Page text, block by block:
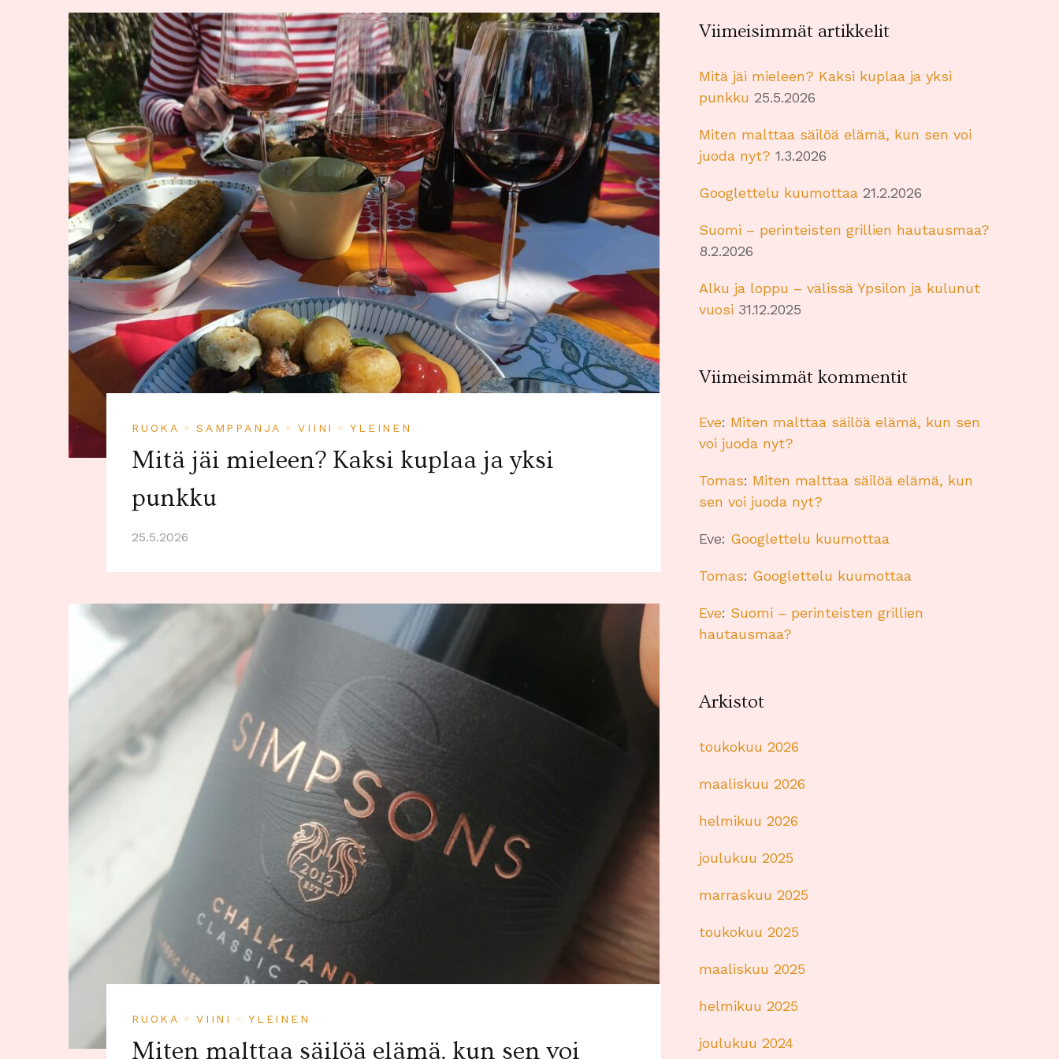
RUOKA SAMPPANJA VIINI YLEINEN
Mitä jäi mieleen? Kaksi kuplaa ja yksi
punkku
25.5.2026
RUOKA VIINI YLEINEN
Miten malttaa säilöä elämä, kun sen voi
Viimeisimmät artikkelit
Mitä jäi mieleen? Kaksi kuplaa ja yksi
punkku 25.5.2026
Miten malttaa säilöä elämä, kun sen voi
juoda nyt? 1.3.2026
Googlettelu kuumottaa 21.2.2026
Suomi – perinteisten grillien hautausmaa?
8.2.2026
Alku ja loppu – välissä Ypsilon ja kulunut
vuosi 31.12.2025
Viimeisimmät kommentit
Eve: Miten malttaa säilöä elämä, kun sen
voi juoda nyt?
Tomas: Miten malttaa säilöä elämä, kun
sen voi juoda nyt?
Eve: Googlettelu kuumottaa
Tomas: Googlettelu kuumottaa
Eve: Suomi – perinteisten grillien
hautausmaa?
Arkistot
toukokuu 2026
maaliskuu 2026
helmikuu 2026
joulukuu 2025
marraskuu 2025
toukokuu 2025
maaliskuu 2025
helmikuu 2025
joulukuu 2024